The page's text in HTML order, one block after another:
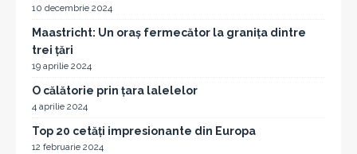
10 decembrie 2024
Maastricht: Un oraș fermecător la granița dintre
trei țări
19 aprilie 2024
O călătorie prin țara lalelelor
4 aprilie 2024
Top 20 cetăți impresionante din Europa
12 februarie 2024